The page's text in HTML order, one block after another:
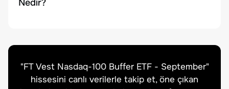
Nedir?
"FT Vest Nasdaq-100 Buffer ETF - September"
hissesini canlı verilerle takip et, öne çıkan